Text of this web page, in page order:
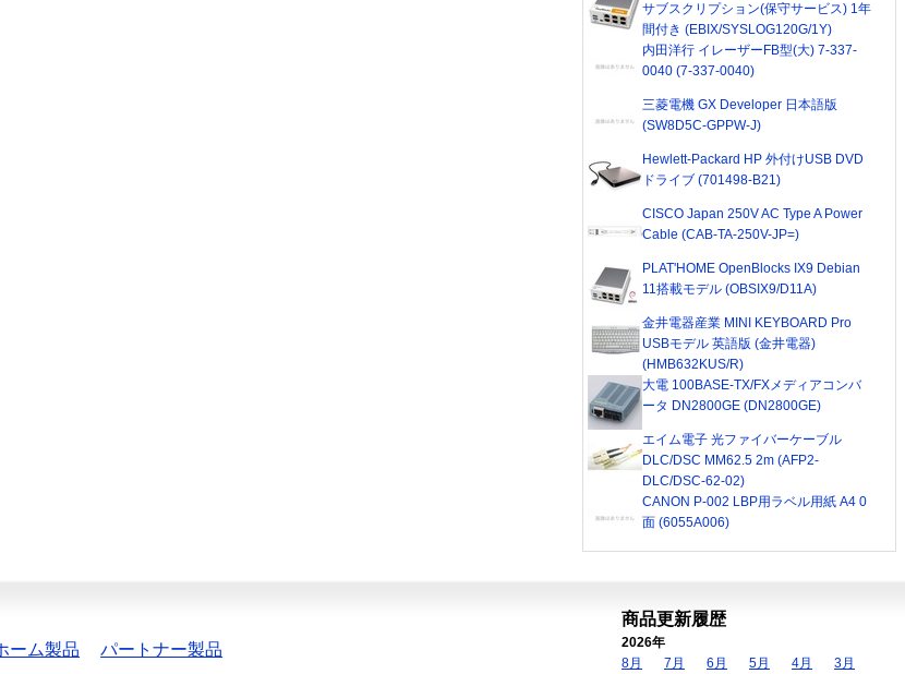
サブスクリプション(保守サービス) 1年
間付き (EBIX/SYSLOG120G/1Y)
内田洋行 イレーザーFB型(大) 7-337-
0040 (7-337-0040)
三菱電機 GX Developer 日本語版
(SW8D5C-GPPW-J)
Hewlett-Packard HP 外付けUSB DVD
ドライブ (701498-B21)
CISCO Japan 250V AC Type A Power
Cable (CAB-TA-250V-JP=)
PLAT'HOME OpenBlocks IX9 Debian
11搭載モデル (OBSIX9/D11A)
金井電器産業 MINI KEYBOARD Pro
USBモデル 英語版 (金井電器)
(HMB632KUS/R)
大電 100BASE-TX/FXメディアコンバ
ータ DN2800GE (DN2800GE)
エイム電子 光ファイバーケーブル
DLC/DSC MM62.5 2m (AFP2-
DLC/DSC-62-02)
CANON P-002 LBP用ラベル用紙 A4 0
面 (6055A006)
ーム製品 パートナー製品
商品更新履歴
2026年
8月
7月 6月 5月 4月
3月